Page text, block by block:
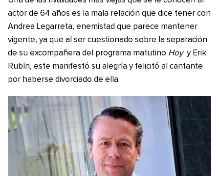
actor de 64 años es la mala relación que dice tener con
Andrea Legarreta, enemistad que parece mantener
vigente, ya que al ser cuestionado sobre la separación
de su excompañera del programa matutino Hoy y Erik
Rubín, este manifestó su alegría y felicitó al cantante
por haberse divorciado de ella.